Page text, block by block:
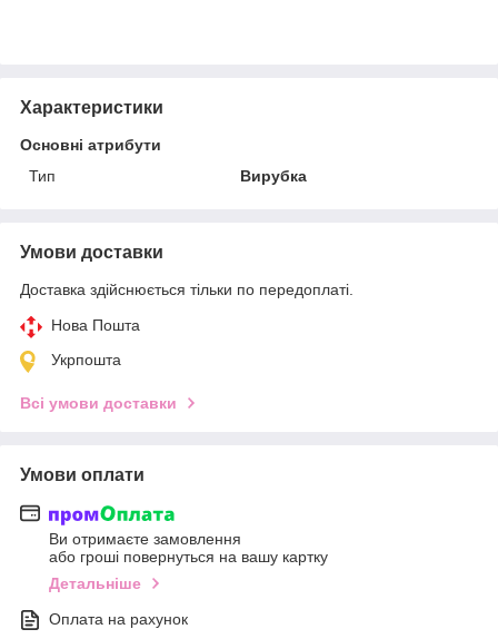
Характеристики
Основні атрибути
Тип
Вирубка
Умови доставки
Доставка здійснюється тільки по передоплаті.
Нова Пошта
Укрпошта
Всі умови доставки
Умови оплати
Ви отримаєте замовлення
або гроші повернуться на вашу картку
Детальніше
Оплата на рахунок